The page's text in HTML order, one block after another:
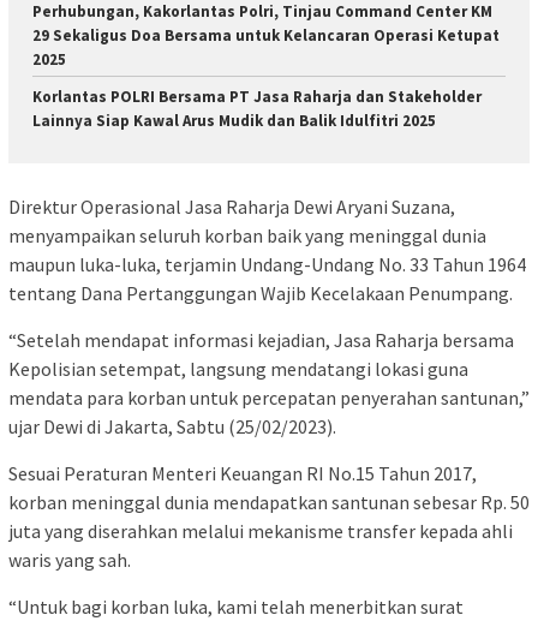
Perhubungan, Kakorlantas Polri, Tinjau Command Center KM
29 Sekaligus Doa Bersama untuk Kelancaran Operasi Ketupat
2025
Korlantas POLRI Bersama PT Jasa Raharja dan Stakeholder
Lainnya Siap Kawal Arus Mudik dan Balik Idulfitri 2025
Direktur Operasional Jasa Raharja Dewi Aryani Suzana,
menyampaikan seluruh korban baik yang meninggal dunia
maupun luka-luka, terjamin Undang-Undang No. 33 Tahun 1964
tentang Dana Pertanggungan Wajib Kecelakaan Penumpang.
“Setelah mendapat informasi kejadian, Jasa Raharja bersama
Kepolisian setempat, langsung mendatangi lokasi guna
mendata para korban untuk percepatan penyerahan santunan,”
ujar Dewi di Jakarta, Sabtu (25/02/2023).
Sesuai Peraturan Menteri Keuangan RI No.15 Tahun 2017,
korban meninggal dunia mendapatkan santunan sebesar Rp. 50
juta yang diserahkan melalui mekanisme transfer kepada ahli
waris yang sah.
“Untuk bagi korban luka, kami telah menerbitkan surat